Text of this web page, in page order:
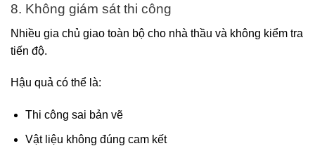
8. Không giám sát thi công
Nhiều gia chủ giao toàn bộ cho nhà thầu và không kiểm tra
tiến độ.
Hậu quả có thể là:
Thi công sai bản vẽ
Vật liệu không đúng cam kết